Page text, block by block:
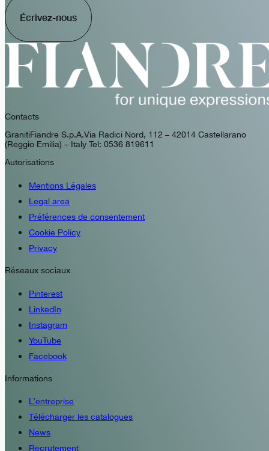
Écrivez-nous
Contacts
GranitiFiandre S.p.A. Via Radici Nord, 112 – 42014 Castellarano
(Reggio Emilia) – Italy Tel: 0536 819611
Autorisations
Mentions Légales
Legal area
Préférences de consentement
Cookie Policy
Privacy
Réseaux sociaux
Pinterest
LinkedIn
Instagram
YouTube
Facebook
Informations
L’entreprise
Télécharger les catalogues
News
Recrutement